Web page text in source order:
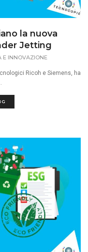
la nuova
Jetting
E INNOVAZIONE
Ricoh e Siemens, ha